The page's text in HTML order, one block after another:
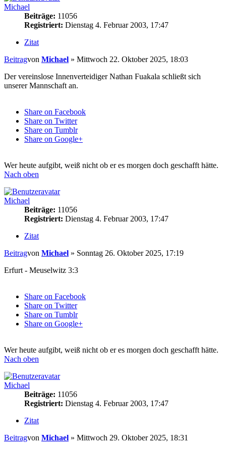
Michael
Beiträge: 11056
Registriert: Dienstag 4. Februar 2003, 17:47
Zitat
Beitragvon Michael » Mittwoch 22. Oktober 2025, 18:03
Der vereinslose Innenverteidiger Nathan Fuakala schließt sich
unserer Mannschaft an.
Share on Facebook
Share on Twitter
Share on Tumblr
Share on Google+
Wer heute aufgibt, weiß nicht ob er es morgen doch geschafft hätte.
Nach oben
Michael
Beiträge: 11056
Registriert: Dienstag 4. Februar 2003, 17:47
Zitat
Beitragvon Michael » Sonntag 26. Oktober 2025, 17:19
Erfurt - Meuselwitz 3:3
Share on Facebook
Share on Twitter
Share on Tumblr
Share on Google+
Wer heute aufgibt, weiß nicht ob er es morgen doch geschafft hätte.
Nach oben
Michael
Beiträge: 11056
Registriert: Dienstag 4. Februar 2003, 17:47
Zitat
Beitragvon Michael » Mittwoch 29. Oktober 2025, 18:31